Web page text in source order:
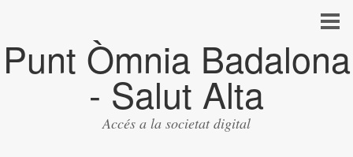
Punt Òmnia Badalona
- Salut Alta
Accés a la societat digital